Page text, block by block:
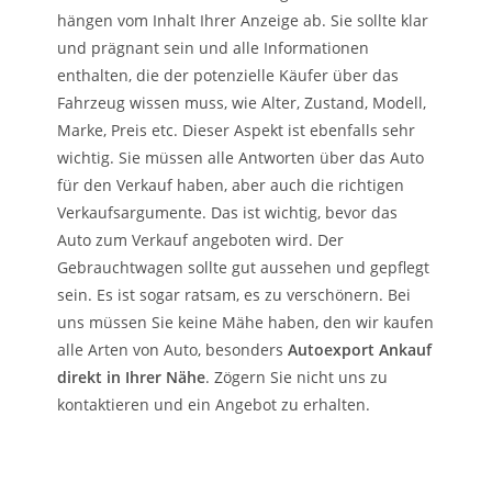
hängen vom Inhalt Ihrer Anzeige ab. Sie sollte klar
und prägnant sein und alle Informationen
enthalten, die der potenzielle Käufer über das
Fahrzeug wissen muss, wie Alter, Zustand, Modell,
Marke, Preis etc. Dieser Aspekt ist ebenfalls sehr
wichtig. Sie müssen alle Antworten über das Auto
für den Verkauf haben, aber auch die richtigen
Verkaufsargumente. Das ist wichtig, bevor das
Auto zum Verkauf angeboten wird. Der
Gebrauchtwagen sollte gut aussehen und gepflegt
sein. Es ist sogar ratsam, es zu verschönern. Bei
uns müssen Sie keine Mähe haben, den wir kaufen
alle Arten von Auto, besondersAutoexport Ankauf
direkt in Ihrer Nähe. Zögern Sie nicht uns zu
kontaktieren und ein Angebot zu erhalten.